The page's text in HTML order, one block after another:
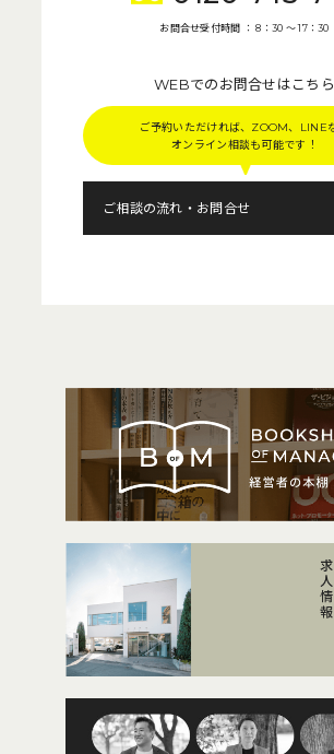
お問合せ受付時間 ： 8：30 〜 17：30
WEBでのお問合せはこちら
ご予約いただければ、ZOOM、LINE
オンライン相談も可能です！
ご相談の流れ・お問合せ